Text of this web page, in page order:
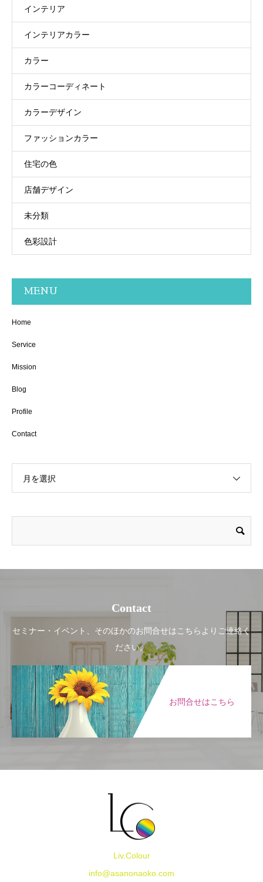
インテリア
インテリアカラー
カラー
カラーコーディネート
カラーデザイン
ファッションカラー
住宅の色
店舗デザイン
未分類
色彩設計
MENU
Home
Service
Mission
Blog
Profile
Contact
月を選択
Contact
セミナー・イベント、そのほかのお問合せはこちらよりご連絡く
ださい。
お問合せはこちら
Liv.Colour
info@asanonaoko.com